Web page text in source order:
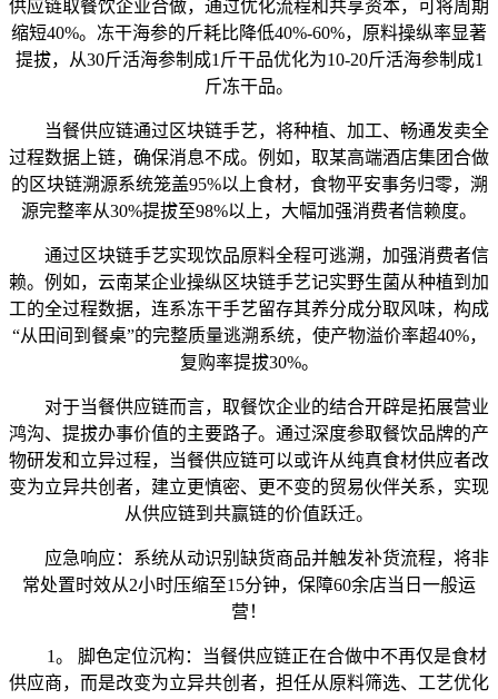
供应链取餐饮企业合做，通过优化流程和共享资本，可将周期
缩短40%。冻干海参的斤耗比降低40%-60%，原料操纵率显著
提拔，从30斤活海参制成1斤干品优化为10-20斤活海参制成1
斤冻干品。
当餐供应链通过区块链手艺，将种植、加工、畅通发卖全
过程数据上链，确保消息不成。例如，取某高端酒店集团合做
的区块链溯源系统笼盖95%以上食材，食物平安事务归零，溯
源完整率从30%提拔至98%以上，大幅加强消费者信赖度。
通过区块链手艺实现饮品原料全程可逃溯，加强消费者信
赖。例如，云南某企业操纵区块链手艺记实野生菌从种植到加
工的全过程数据，连系冻干手艺留存其养分成分取风味，构成
“从田间到餐桌”的完整质量逃溯系统，使产物溢价率超40%，
复购率提拔30%。
对于当餐供应链而言，取餐饮企业的结合开辟是拓展营业
鸿沟、提拔办事价值的主要路子。通过深度参取餐饮品牌的产
物研发和立异过程，当餐供应链可以或许从纯真食材供应者改
变为立异共创者，建立更慎密、更不变的贸易伙伴关系，实现
从供应链到共赢链的价值跃迁。
应急响应：系统从动识别缺货商品并触发补货流程，将非
常处置时效从2小时压缩至15分钟，保障60余店当日一般运
营！
1。 脚色定位沉构：当餐供应链正在合做中不再仅是食材
供应商，而是改变为立异共创者，担任从原料筛选、工艺优化